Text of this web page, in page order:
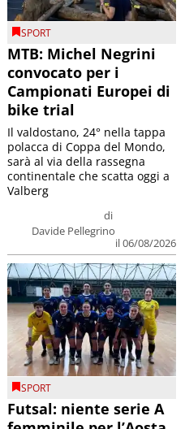
SPORT
MTB: Michel Negrini
convocato per i
Campionati Europei di
bike trial
di
Davide Pellegrino
il 06/08/2026
Il valdostano, 24° nella tappa
polacca di Coppa del Mondo,
sarà al via della rassegna
continentale che scatta oggi a
Valberg
SPORT
Futsal: niente serie A